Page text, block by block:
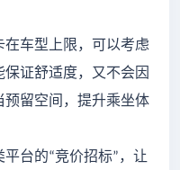
在车型上限，可以考虑
证舒适度，又不会因
留空间，提升乘坐体
平台的“竞价招标”，让